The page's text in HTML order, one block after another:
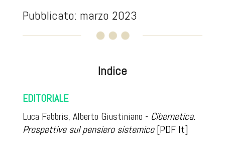
Pubblicato: marzo 2023
Indice
EDITORIALE
Luca Fabbris, Alberto Giustiniano - Cibernetica.
Prospettive sul pensiero sistemico[PDF It]